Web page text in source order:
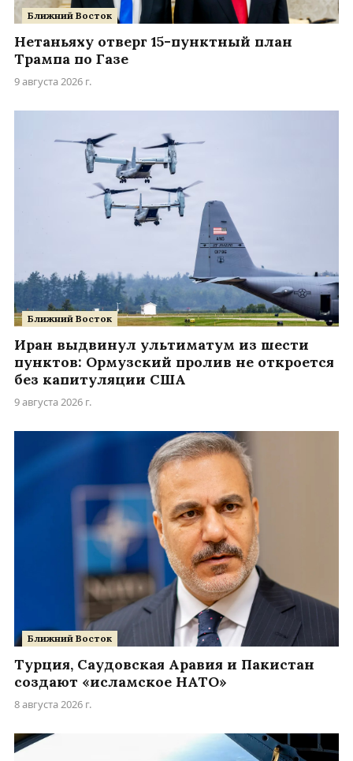
Ближний Восток
Нетаньяху отверг 15-пунктный план
Трампа по Газе
9 августа 2026 г.
Ближний Восток
Иран выдвинул ультиматум из шести
пунктов: Ормузский пролив не откроется
без капитуляции США
9 августа 2026 г.
Ближний Восток
Турция, Саудовская Аравия и Пакистан
создают «исламское НАТО»
8 августа 2026 г.